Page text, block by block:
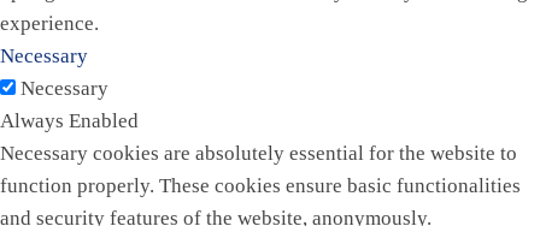
experience.
Necessary
Necessary
Always Enabled
Necessary cookies are absolutely essential for the website to
function properly. These cookies ensure basic functionalities
and security features of the website, anonymously.